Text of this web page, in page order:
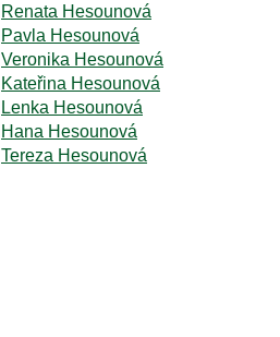
Renata Hesounová
Pavla Hesounová
Veronika Hesounová
Kateřina Hesounová
Lenka Hesounová
Hana Hesounová
Tereza Hesounová